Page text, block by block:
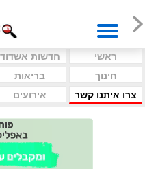
ראשי חדשות אשדוד
חינוך
בריאות
צרו איתנו קשר
אירועים